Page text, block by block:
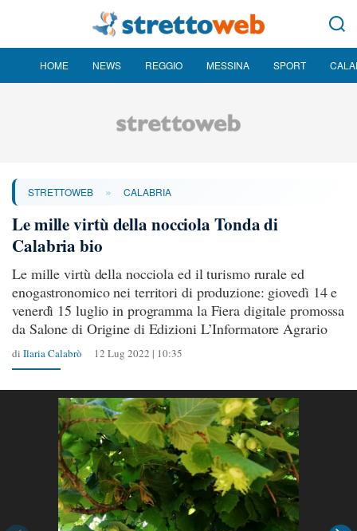
HOME NEWS REGGIO MESSINA SPORT
STRETTOWEB » CALABRIA
Le mille virtù della nocciola Tonda di
Calabria bio
Le mille virtù della nocciola ed il turismo rurale ed
enogastronomico nei territori di produzione: giovedì 14 e
venerdì 15 luglio in programma la Fiera digitale promossa
da Salone di Origine di Edizioni L’Informatore Agrario
di Ilaria Calabrò 12 Lug 2022 | 10:35